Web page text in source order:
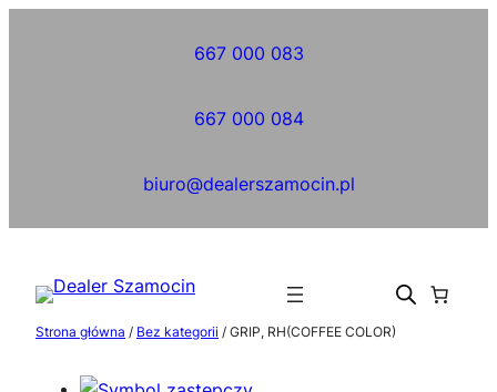
667 000 083
667 000 084
biuro@dealerszamocin.pl
Strona główna / Bez kategorii / GRIP, RH(COFFEE COLOR)